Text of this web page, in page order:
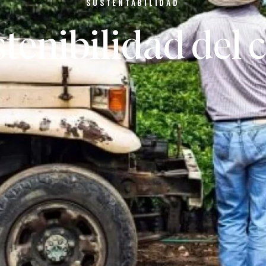
SUSTENTABILIDAD
del